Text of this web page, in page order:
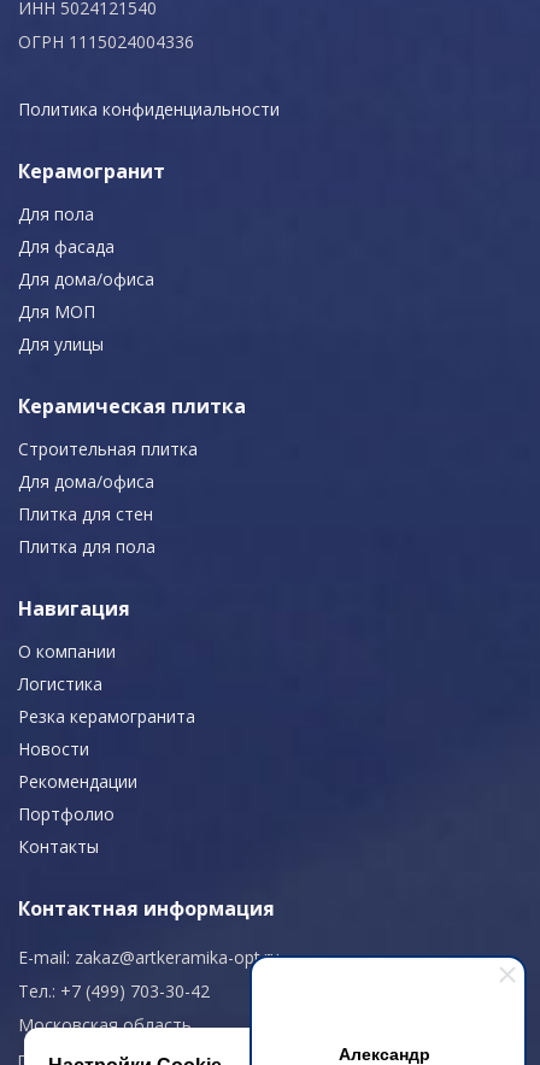
Александр
ИНН 5024121540
ОГРН 1115024004336
Политика конфиденциальности
Керамогранит
Для пола
Для фасада
Для дома/офиса
Для МОП
Для улицы
Керамическая плитка
Строительная плитка
Для дома/офиса
Плитка для стен
Плитка для пола
Навигация
О компании
Логистика
Резка керамогранита
Новости
Рекомендации
Портфолио
Контакты
Контактная информация
E-mail: zakaz@artkeramika-opt.ru
Тел.: +7 (499) 703-30-42
Московская область,
г. Красногорск